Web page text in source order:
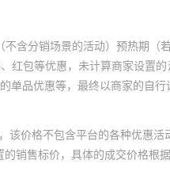
不含分销场景的活动）预热期
红包等优惠，未计算商家设置
单品优惠等，最终以商家的自
该价格不包含平台的各种优惠
销售标价，具体的成交价格根